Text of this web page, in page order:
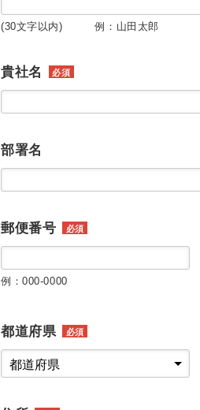
(30文字以内) 例：山田太郎
貴社名 必須
部署名
郵便番号 必須
例：000-0000
都道府県 必須